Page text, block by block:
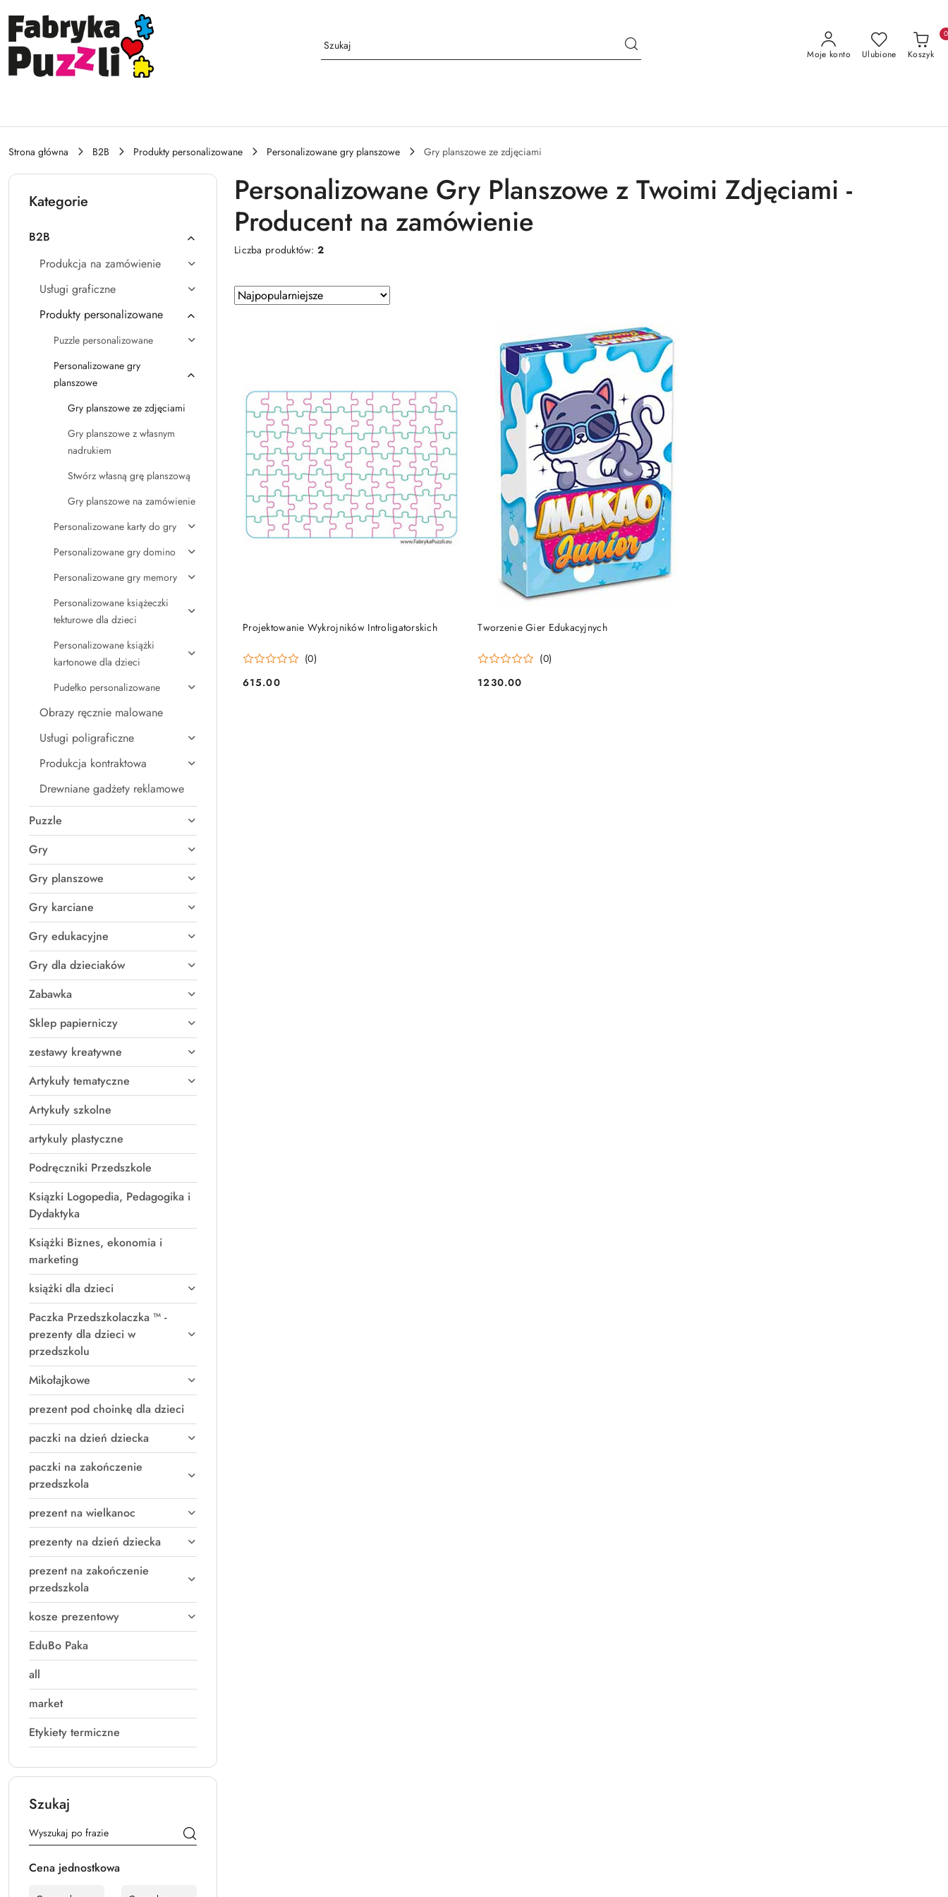
Przejdź do treści głównej
Przejdź do wyszukiwarki
Przejdź do moje konto
Przejdź do menu głównego
Przejdź do stopki
Moje konto Ulubione Koszyk
0
Strona główna B2B Produkty personalizowane Personalizowane gry planszowe Gry planszowe ze zdjęciami
Kategorie
B2B
Produkcja na zamówienie
Usługi graficzne
Produkty personalizowane
Puzzle personalizowane
Personalizowane gry
planszowe
Gry planszowe ze zdjęciami
Gry planszowe z własnym
nadrukiem
Stwórz własną grę planszową
Gry planszowe na zamówienie
Personalizowane karty do gry
Personalizowane gry domino
Personalizowane gry memory
Personalizowane książeczki
tekturowe dla dzieci
Personalizowane książki
kartonowe dla dzieci
Pudełko personalizowane
Obrazy ręcznie malowane
Usługi poligraficzne
Produkcja kontraktowa
Drewniane gadżety reklamowe
Puzzle
Gry
Gry planszowe
Gry karciane
Gry edukacyjne
Gry dla dzieciaków
Zabawka
Sklep papierniczy
zestawy kreatywne
Artykuły tematyczne
Artykuły szkolne
artykuly plastyczne
Podręczniki Przedszkole
Ksiązki Logopedia, Pedagogika i
Dydaktyka
Książki Biznes, ekonomia i
marketing
książki dla dzieci
Paczka Przedszkolaczka ™ -
prezenty dla dzieci w
przedszkolu
Mikołajkowe
prezent pod choinkę dla dzieci
paczki na dzień dziecka
paczki na zakończenie
przedszkola
prezent na wielkanoc
prezenty na dzień dziecka
prezent na zakończenie
przedszkola
kosze prezentowy
EduBo Paka
all
market
Etykiety termiczne
Szukaj
Cena jednostkowa
Personalizowane Gry Planszowe z Twoimi Zdjęciami -
Producent na zamówienie
Liczba produktów:2
Zastosowano
sortowanie:
Sortuj
według
Projektowanie Wykrojników Introligatorskich
(0)
Cena:
615.00
DO KOSZYKA Tworzenie Gier Edukacyjnych
(0)
Cena:
1230.00
DO KOSZYKA